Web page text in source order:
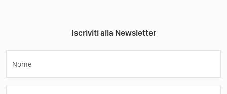
Iscriviti alla Newsletter
Nome